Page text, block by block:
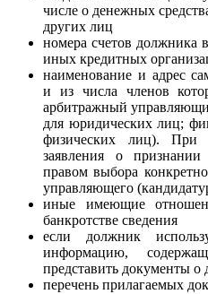
числе о денежных
других лиц
номера счетов должника
иных кредитных
наименование и адрес
и из числа членов
арбитражный
для юридических лиц;
физических лиц). При
заявления о
правом выбора
управляющего
иные имеющие
банкротстве сведения
если должник
информацию,
представить документы о
перечень прилагаемых